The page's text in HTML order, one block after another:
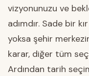
vizyonunuzu ve
adımdır. Sade bir
yoksa şehir
karar, diğer tüm
Ardından tarih